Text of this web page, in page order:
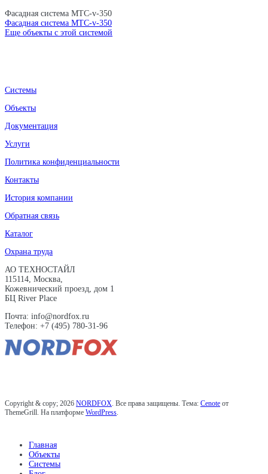
Фасадная система MTC-v-350
Фасадная система MTC-v-350
Еще объекты с этой системой
Системы
Объекты
Документация
Услуги
Политика конфиденциальности
Контакты
История компании
Обратная связь
Каталог
Охрана труда
АО ТЕХНОСТАЙЛ
115114, Москва,
Кожевнический проезд, дом 1
БЦ River Place
Почта: info@nordfox.ru
Телефон: +7 (495) 780-31-96
Copyright & copy; 2026 NORDFOX. Все права защищены. Тема: Cenote от
ThemeGrill. На платформе WordPress.
Главная
Объекты
Системы